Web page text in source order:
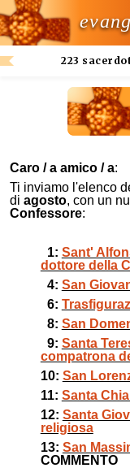
223
Caro / a amico / a:
Ti inviamo l'elenco
di agosto, con un
Confessore:
1: Sant'
dottore della
4: San
6:
8: San
9: Santa
compatrona
10: San
11: Santa
12: Santa
religiosa
13: San
COMMENTO